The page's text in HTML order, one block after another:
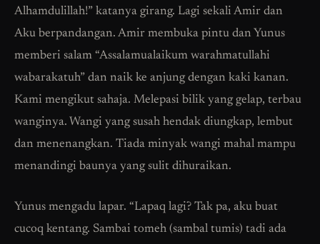
Alhamdulillah!” katanya girang. Lagi sekali Amir dan
Aku berpandangan. Amir membuka pintu dan Yunus
memberi salam “Assalamualaikum warahmatullahi
wabarakatuh” dan naik ke anjung dengan kaki kanan.
Kami mengikut sahaja. Melepasi bilik yang gelap, terbau
wanginya. Wangi yang susah hendak diungkap, lembut
dan menenangkan. Tiada minyak wangi mahal mampu
menandingi baunya yang sulit dihuraikan.
Yunus mengadu lapar. “Lapaq lagi? Tak pa, aku buat
cucoq kentang. Sambai tomeh (sambal tumis) tadi ada